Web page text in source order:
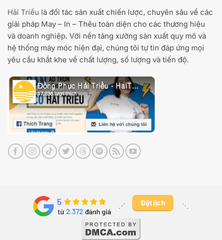
Hải Triều là đối tác sản xuất chiến lược, chuyên sâu về các
giải pháp May – In – Thêu toàn diện cho các thương hiệu
và doanh nghiệp. Với nền tảng xưởng sản xuất quy mô và
hệ thống máy móc hiện đại, chúng tôi tự tin đáp ứng mọi
yêu cầu khắt khe về chất lượng, số lượng và tiến độ.
⋰ ​ Đặt lịch ⋱